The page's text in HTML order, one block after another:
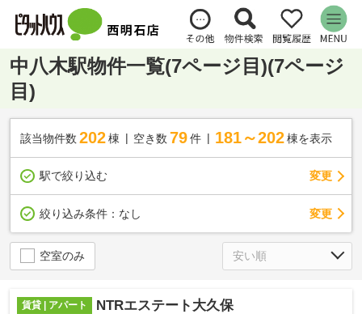
中八木駅物件一覧(7ページ目)(7ページ
目)
該当物件数 202棟 空き数 79 件 181～202 棟を表示
駅で絞り込む 変更
絞り込み条件： なし 変更
空室のみ
賃貸 | アパート NTRエステート大久保